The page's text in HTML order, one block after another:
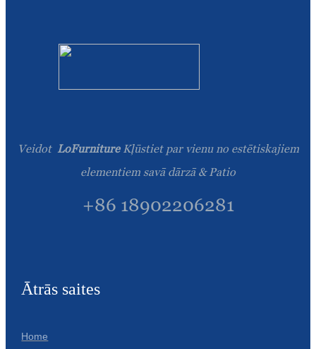
Veidot LoFurniture Kļūstiet par vienu no estētiskajiem
elementiem savā dārzā & Patio
+86 18902206281
Ātrās saites
Home